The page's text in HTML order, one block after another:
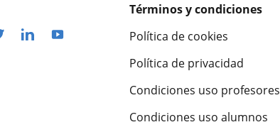
Términos y condiciones
Política de cookies
Política de privacidad
Condiciones uso profesores
Condiciones uso alumnos